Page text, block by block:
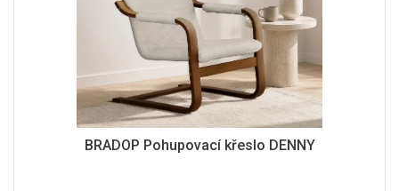
BRADOP Pohupovací křeslo DENNY